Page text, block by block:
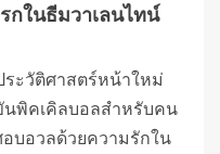
กในธีมวาเลนไทน์
ระวัติศาสตร์หน้าใหม่
นพิคเคิลบอลสำหรับคน
บอวลด้วยความรักใน